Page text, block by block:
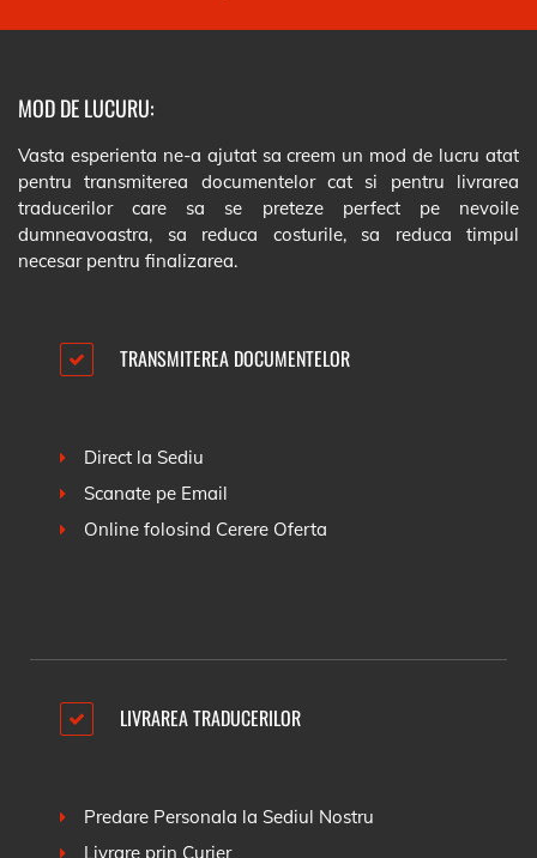
MOD DE LUCURU:
Vasta esperienta ne-a ajutat sa creem un mod de lucru atat
pentru transmiterea documentelor cat si pentru livrarea
traducerilor care sa se preteze perfect pe nevoile
dumneavoastra, sa reduca costurile, sa reduca timpul
necesar pentru finalizarea.
TRANSMITEREA DOCUMENTELOR
Direct la Sediu
Scanate pe Email
Online folosind Cerere Oferta
LIVRAREA TRADUCERILOR
Predare Personala la Sediul Nostru
Livrare prin Curier